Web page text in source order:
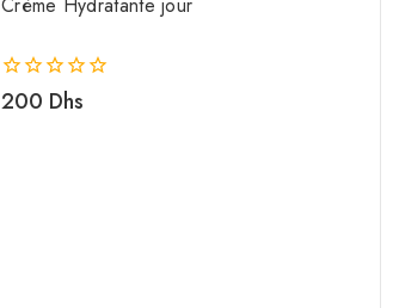
Crème Hydratante jour
0
200 Dhs